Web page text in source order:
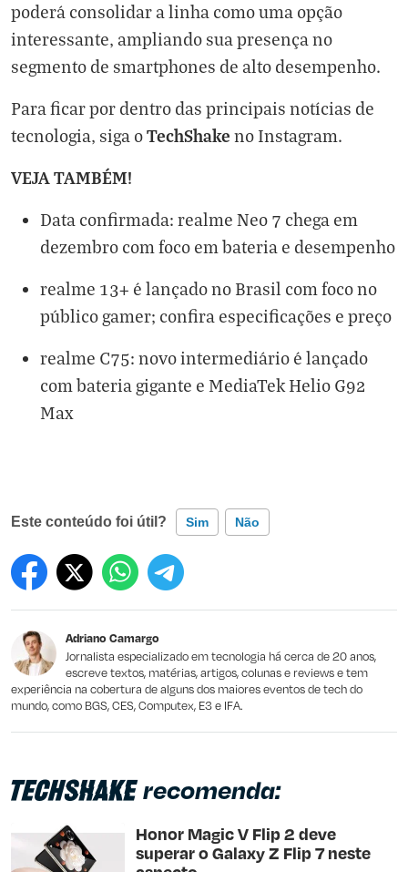
poderá consolidar a linha como uma opção
interessante, ampliando sua presença no
segmento de smartphones de alto desempenho.
Para ficar por dentro das principais notícias de
tecnologia, siga oTechShake no Instagram.
VEJA TAMBÉM!
Data confirmada: realme Neo 7 chega em
dezembro com foco em bateria e desempenho
realme 13+ é lançado no Brasil com foco no
público gamer; confira especificações e preço
realme C75: novo intermediário é lançado
com bateria gigante e MediaTek Helio G92
Max
Este conteúdo foi útil? Sim Não
Este conteúdo contém informação incorreta
Outro
Adriano Camargo
Jornalista especializado em tecnologia há cerca de 20 anos,
escreve textos, matérias, artigos, colunas e reviews e tem
experiência na cobertura de alguns dos maiores eventos de tech do
mundo, como BGS, CES, Computex, E3 e IFA.
recomenda:
Honor Magic V Flip 2 deve
superar o Galaxy Z Flip 7 neste